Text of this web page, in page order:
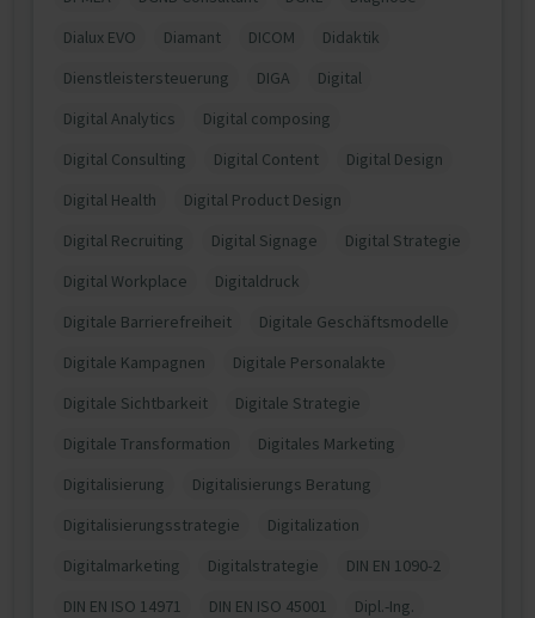
Dialux EVO
Diamant DICOM
Didaktik
Dienstleistersteuerung
DIGA
Digital
Digital Analytics
Digital composing
Digital Consulting
Digital Content
Digital Design
Digital Health
Digital Product Design
Digital Recruiting
Digital Signage
Digital Strategie
Digital Workplace
Digitaldruck
Digitale Barrierefreiheit
Digitale Geschäftsmodelle
Digitale Kampagnen
Digitale Personalakte
Digitale Sichtbarkeit
Digitale Strategie
Digitale Transformation
Digitales Marketing
Digitalisierung
Digitalisierungs Beratung
Digitalisierungsstrategie
Digitalization
Digitalmarketing
Digitalstrategie
DIN EN 1090-2
DIN EN ISO 14971
DIN EN ISO 45001
Dipl.-Ing.